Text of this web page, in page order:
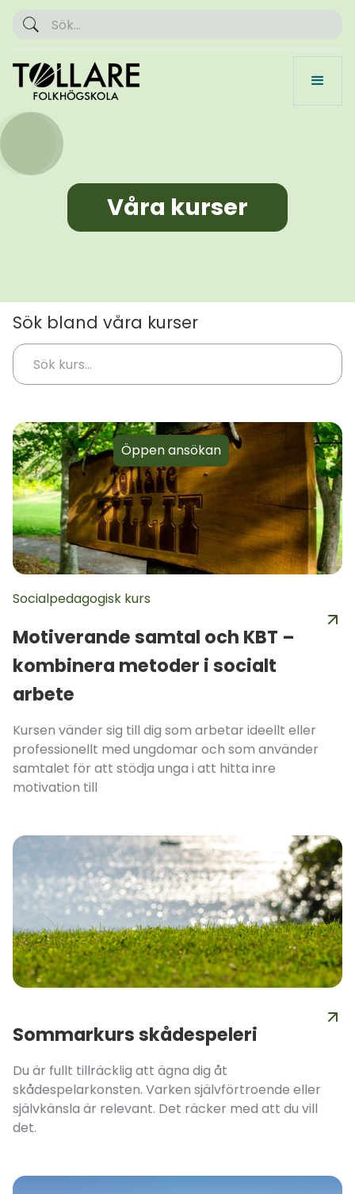
Våra kurser
Sök bland våra kurser
Öppen ansökan
Socialpedagogisk kurs
Motiverande samtal och KBT –
kombinera metoder i socialt
arbete
Kursen vänder sig till dig som arbetar ideellt eller
professionellt med ungdomar och som använder
samtalet för att stödja unga i att hitta inre
motivation till
Sommarkurs skådespeleri
Du är fullt tillräcklig att ägna dig åt
skådespelarkonsten. Varken självförtroende eller
självkänsla är relevant. Det räcker med att du vill
det.